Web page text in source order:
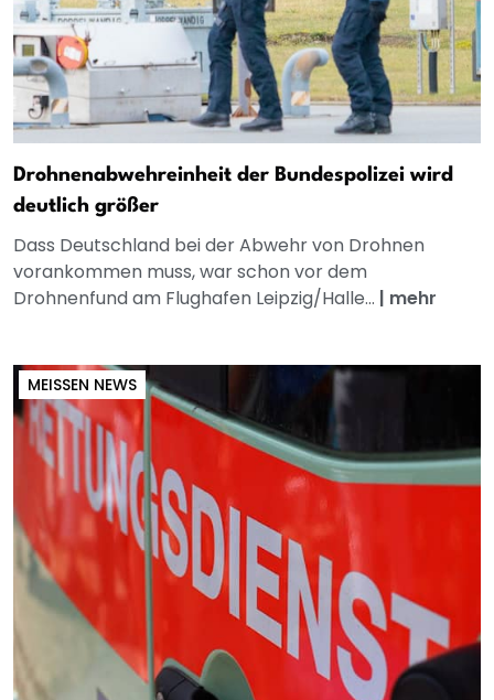
Drohnenabwehreinheit der Bundespolizei wird
deutlich größer
Dass Deutschland bei der Abwehr von Drohnen
vorankommen muss, war schon vor dem
Drohnenfund am Flughafen Leipzig/Halle... | mehr
MEISSEN NEWS